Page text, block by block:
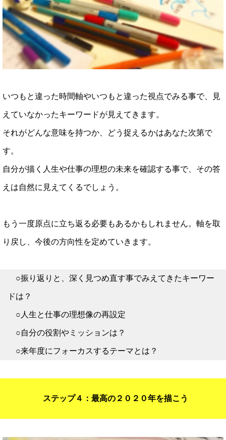
いつもと違った時間軸やいつもと違った視点でみる事で、見
えていなかったキーワードが見えてきます。
それがどんな意味を持つか、どう捉えるかはあなた次第で
す。
自分が描く人生や仕事の理想の未来を確認する事で、その答
えは自然に見えてくるでしょう。
もう一度原点に立ち返る必要もあるかもしれません。軸を取
り戻し、今後の方向性を定めていきます。
○振り返りと、深く見つめ直す事でみえてきたキーワー
ドは？
○人生と仕事の理想像の再設定
○自分の役割やミッションは？
○来年度にフォーカスするテーマとは？
ステップ４：最高の２０２０年を描こう